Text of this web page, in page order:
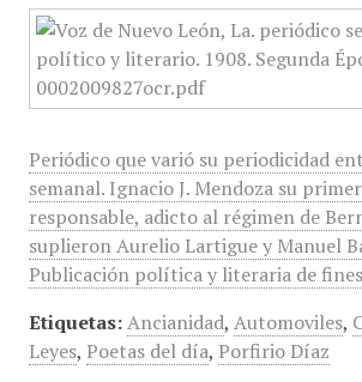
Periódico que varió su periodicidad
semanal. Ignacio J. Mendoza su
responsable, adicto al régimen de
suplieron Aurelio Lartigue y Manuel
Publicación política y literaria de
Etiquetas: Ancianidad, Automoviles,
Leyes, Poetas del día, Porfirio Díaz